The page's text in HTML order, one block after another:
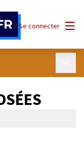
Se connecter